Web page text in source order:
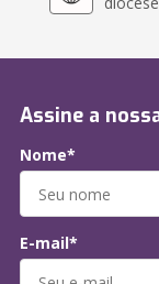
Assine a
Nome*
E-mail*